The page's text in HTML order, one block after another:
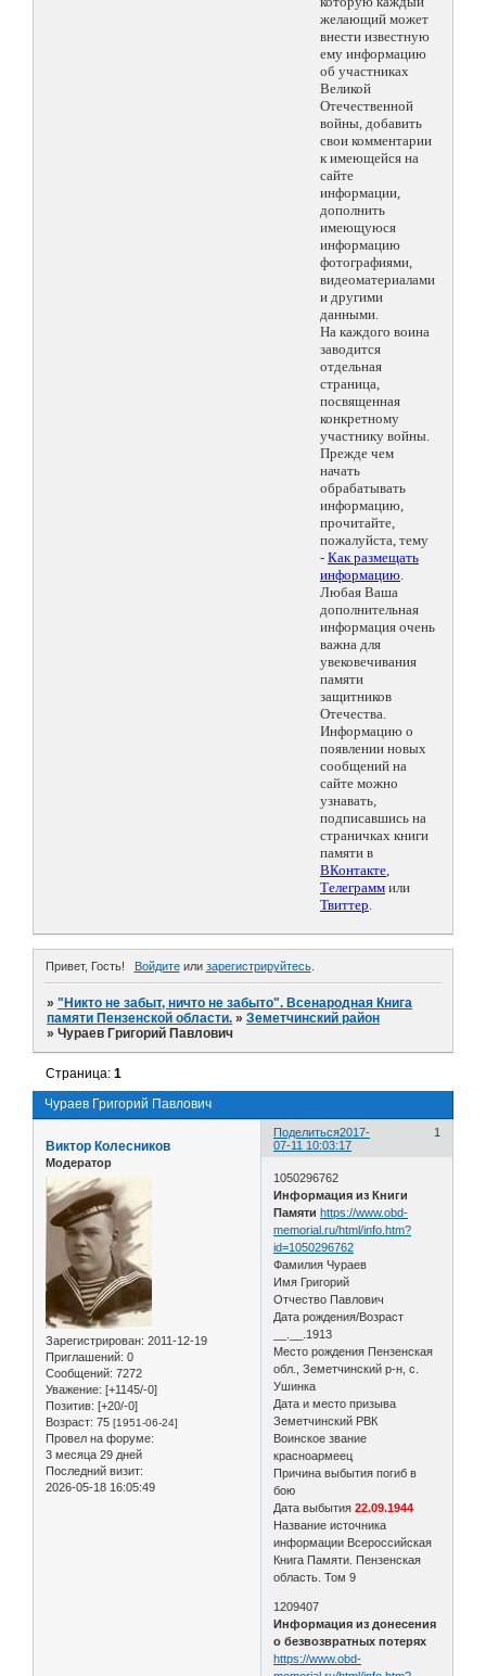
желающий может
внести известную
ему информацию
об участниках
Великой
Отечественной
войны, добавить
свои комментарии
к имеющейся на
сайте
информации,
дополнить
имеющуюся
информацию
фотографиями,
видеоматериалами
и другими
данными.
На каждого воина
заводится
отдельная
страница,
посвященная
конкретному
участнику войны.
Прежде чем
начать
обрабатывать
информацию,
прочитайте,
пожалуйста, тему
- Как размещать
информацию.
Любая Ваша
дополнительная
информация очень
важна для
увековечивания
памяти
защитников
Отечества.
Информацию о
появлении новых
сообщений на
сайте можно
узнавать,
подписавшись на
страничках книги
памяти в
ВКонтакте,
Телеграмм или
Твиттер.
Привет, Гость! Войдитеили зарегистрируйтесь.
»"Никто не забыт, ничто не забыто". Всенародная Книга
памяти Пензенской области. »Земетчинский район
»Чураев Григорий Павлович
Чураев Григорий Павлович
Страница:1
Поделиться 1
2017-
07-11 10:03:17
Виктор Колесников
Модератор
Зарегистрирован: 2011-12-19
Приглашений: 0
Сообщений: 7272
Уважение: [+1145/-0]
Позитив: [+20/-0]
Возраст: 75 [1951-06-24]
Провел на форуме:
3 месяца 29 дней
Последний визит:
2026-05-18 16:05:49
1050296762
Информация из Книги
Памяти https://www.obd-
memorial.ru/html/info.htm?
id=1050296762
Фамилия Чураев
Имя Григорий
Отчество Павлович
Дата рождения/Возраст
__.__.1913
Место рождения Пензенская
обл., Земетчинский р-н, с.
Ушинка
Дата и место призыва
Земетчинский РВК
Воинское звание
красноармеец
Причина выбытия погиб в
бою
Дата выбытия22.09.1944
Название источника
информации Всероссийская
Книга Памяти. Пензенская
область. Том 9
1209407
Информация из донесения
о безвозвратных потерях
https://www.obd-